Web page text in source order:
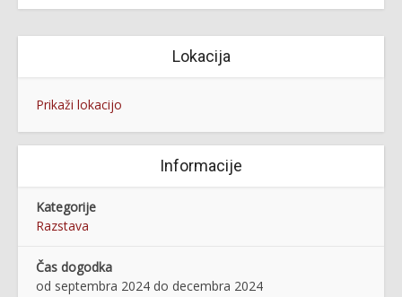
Lokacija
Prikaži lokacijo
Informacije
Kategorije
Razstava
Čas dogodka
od septembra 2024 do decembra 2024